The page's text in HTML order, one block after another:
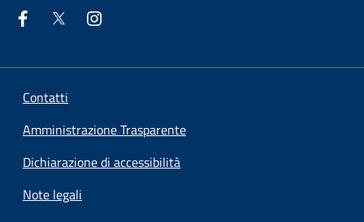
Contatti
Amministrazione Trasparente
Dichiarazione di accessibilità
Note legali